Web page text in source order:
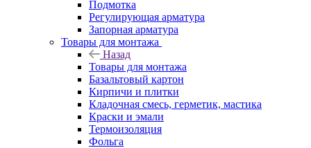
Подмотка
Регулирующая арматура
Запорная арматура
Товары для монтажа
Назад
Товары для монтажа
Базальтовый картон
Кирпичи и плитки
Кладочная смесь, герметик, мастика
Краски и эмали
Термоизоляция
Фольга